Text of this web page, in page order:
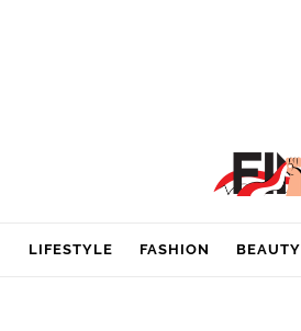
LIFESTYLE FASHION BEAUTY